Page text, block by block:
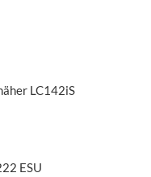
LC142iS
ESU